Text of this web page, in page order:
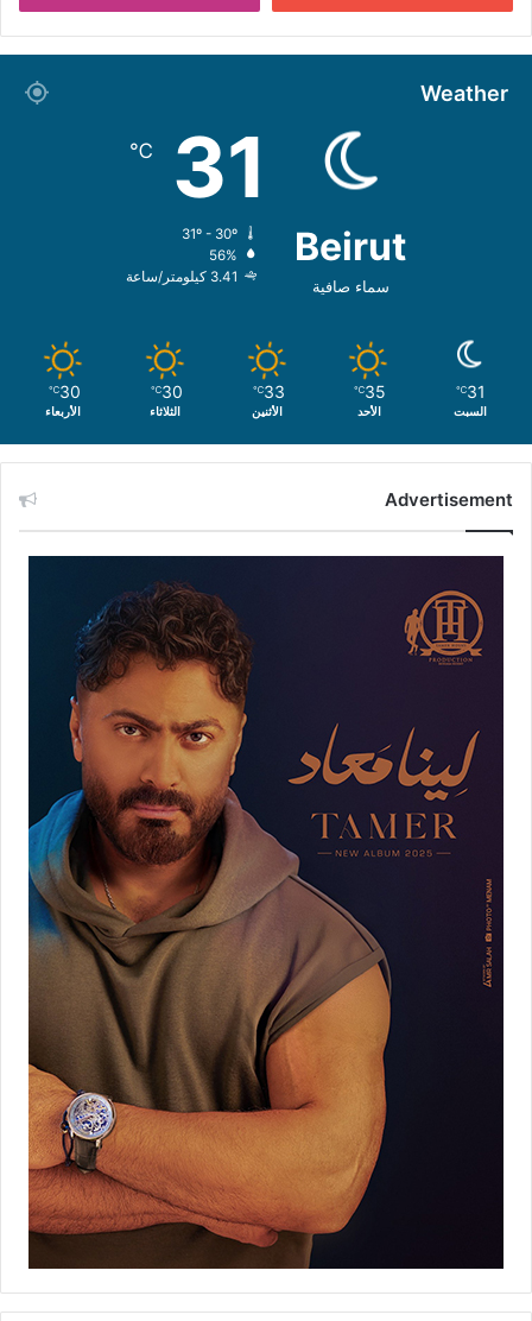
Weather
Beirut
سماء صافية
31
℃
56%
3.41 كيلومتر/ساعة
31
℃
السبت
35
℃
الأحد
33
℃
الأثنين
30
℃
الثلاثاء
30
℃
الأربعاء
Advertisement